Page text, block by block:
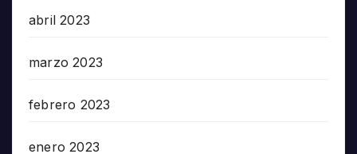
abril 2023
marzo 2023
febrero 2023
enero 2023